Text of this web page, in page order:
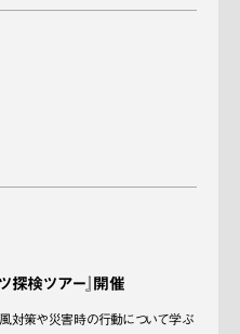
探検ツアー』開催
風対策や災害時の行動について学ぶ